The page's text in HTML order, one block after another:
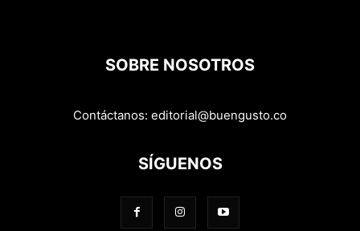
SOBRE NOSOTROS
Contáctanos: editorial@buengusto.co
SÍGUENOS